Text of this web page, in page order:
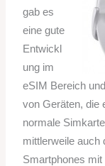
gab es
eine gute
Entwickl
ung im
eSIM Bereich
von Geräten, die
normale
mittlerweile auch
Smartphones